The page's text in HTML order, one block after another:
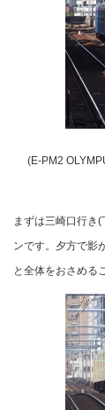
(E-PM2
まずは三崎口行き
ンです。夕方で影
と全体をおさめる